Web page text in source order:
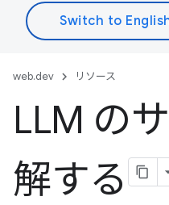
web.dev リソース
LLM の
解する